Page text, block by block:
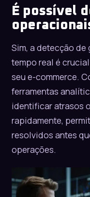
É possível
Sim, a detecção
tempo real é
seu e-commerce.
ferramentas
identificar atrasos
rapidamente,
resolvidos antes
operações.